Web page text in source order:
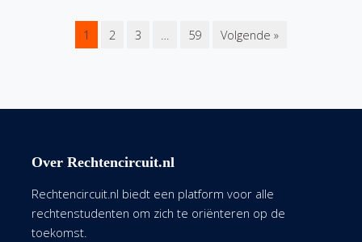
1 2 3 … 59 Volgende »
Over Rechtencircuit.nl
Rechtencircuit.nl biedt een platform voor alle
rechtenstudenten om zich te oriënteren op de
toekomst.